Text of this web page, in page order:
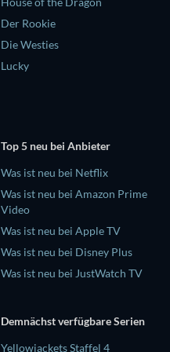
Der Rookie
Die Westies
Lucky
Top 5 neu bei Anbieter
Was ist neu bei Netflix
Was ist neu bei Amazon Prime
Video
Was ist neu bei Apple TV
Was ist neu bei Disney Plus
Was ist neu bei JustWatch TV
Demnächst verfügbare Serien
Yellowjackets Staffel 4